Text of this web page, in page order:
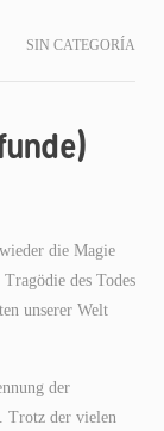
SIN CATEGORÍA
die Magie
des Todes
unserer Welt
der
Trotz der vielen